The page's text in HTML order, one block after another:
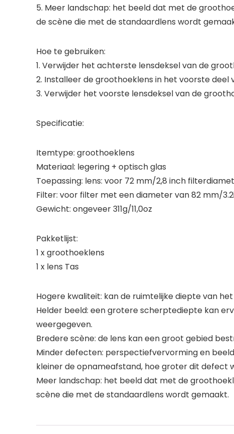
5. Meer landschap: het beeld dat met de
de scène die met de standaardlens wordt
Hoe te gebruiken:
1. Verwijder het achterste lensdeksel van de
2. Installeer de groothoeklens in het voorste deel
3. Verwijder het voorste lensdeksel van de
Specificatie:
Itemtype: groothoeklens
Materiaal: legering + optisch glas
Toepassing: lens: voor 72 mm/2,8 inch
Filter: voor filter met een diameter van 82 mm/
Gewicht: ongeveer 311g/11,0oz
Pakketlijst:
1 x groothoeklens
1 x lens Tas
Hogere kwaliteit: kan de ruimtelijke diepte van
Helder beeld: een grotere scherptediepte kan
weergegeven.
Bredere scène: de lens kan een groot gebied
Minder defecten: perspectiefvervorming en
kleiner de opnameafstand, hoe groter dit defect
Meer landschap: het beeld dat met de
scène die met de standaardlens wordt gemaakt.